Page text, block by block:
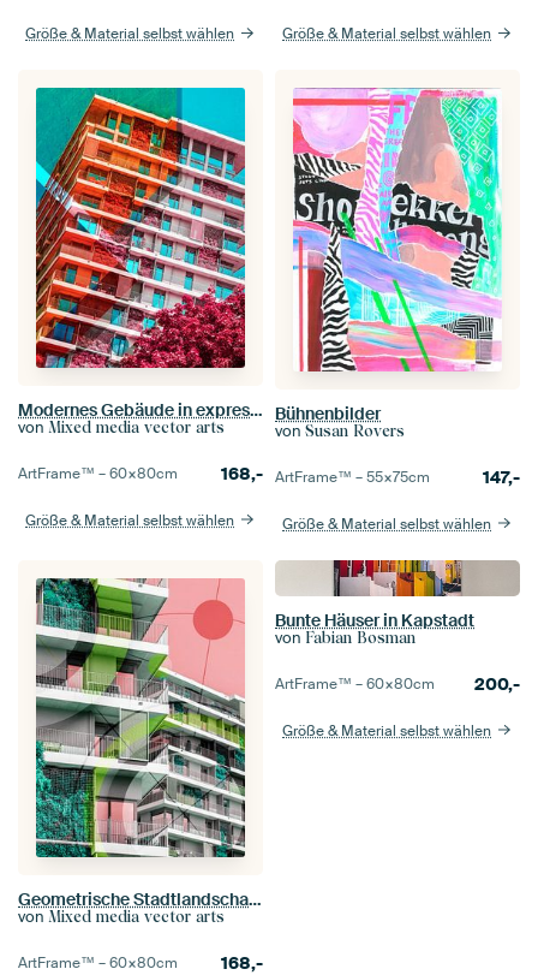
Größe & Material selbst wählen Größe & Material selbst wählen
Modernes Gebäude in expressiver Farbwelt
von Mixed media vector arts
ArtFrame™ –60×80cm 168,-
Größe & Material selbst wählen
Bühnenbilder
von Susan Rovers
ArtFrame™ –55×75cm 147,-
Größe & Material selbst wählen
Geometrische Stadtlandschaft in Pink und Grün
von Mixed media vector arts
ArtFrame™ –60×80cm 168,-
Bunte Häuser in Kapstadt
von Fabian Bosman
ArtFrame™ –60×80cm 200,-
Größe & Material selbst wählen